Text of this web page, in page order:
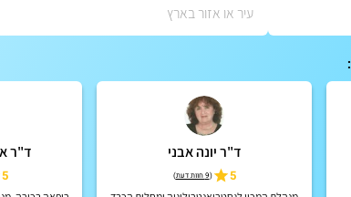
ד"ר יונה אבני
5
(9 חוות דעת )
ד"ר
5